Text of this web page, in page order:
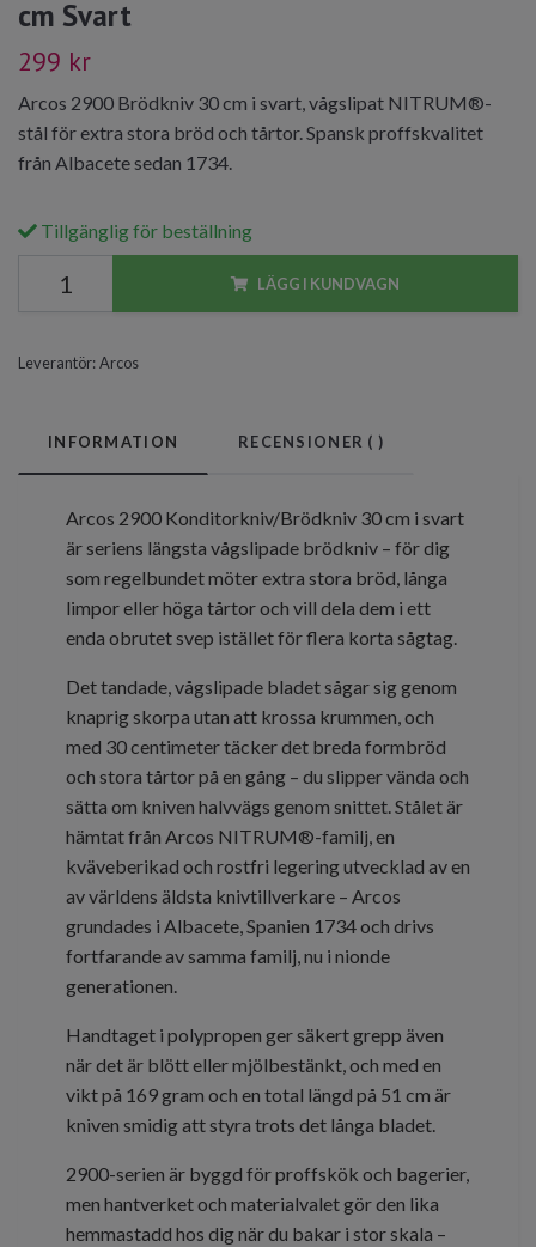
cm Svart
299 kr
Arcos 2900 Brödkniv 30 cm i svart, vågslipat NITRUM®-
stål för extra stora bröd och tårtor. Spansk proffskvalitet
från Albacete sedan 1734.
Tillgänglig för beställning
LÄGG I KUNDVAGN
Leverantör:Arcos
INFORMATION RECENSIONER ( )
Arcos 2900 Konditorkniv/Brödkniv 30 cm i svart
är seriens längsta vågslipade brödkniv – för dig
som regelbundet möter extra stora bröd, långa
limpor eller höga tårtor och vill dela dem i ett
enda obrutet svep istället för flera korta sågtag.
Det tandade, vågslipade bladet sågar sig genom
knaprig skorpa utan att krossa krummen, och
med 30 centimeter täcker det breda formbröd
och stora tårtor på en gång – du slipper vända och
sätta om kniven halvvägs genom snittet. Stålet är
hämtat från Arcos NITRUM®-familj, en
kväveberikad och rostfri legering utvecklad av en
av världens äldsta knivtillverkare – Arcos
grundades i Albacete, Spanien 1734 och drivs
fortfarande av samma familj, nu i nionde
generationen.
Handtaget i polypropen ger säkert grepp även
när det är blött eller mjölbestänkt, och med en
vikt på 169 gram och en total längd på 51 cm är
kniven smidig att styra trots det långa bladet.
2900-serien är byggd för proffskök och bagerier,
men hantverket och materialvalet gör den lika
hemmastadd hos dig när du bakar i stor skala –